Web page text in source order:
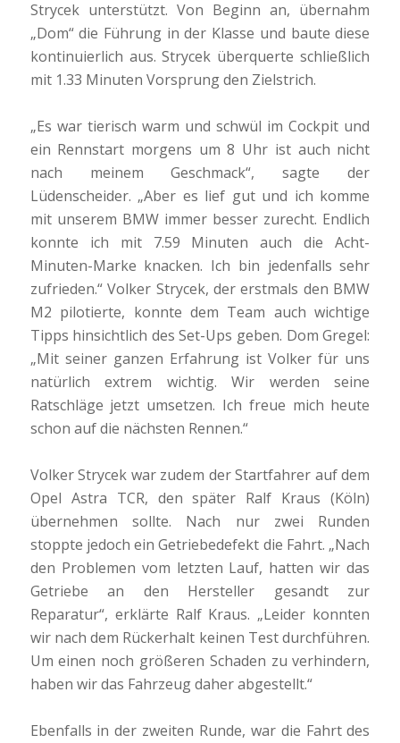
Strycek unterstützt. Von Beginn an, übernahm
„Dom“ die Führung in der Klasse und baute diese
kontinuierlich aus. Strycek überquerte schließlich
mit 1.33 Minuten Vorsprung den Zielstrich.
„Es war tierisch warm und schwül im Cockpit und
ein Rennstart morgens um 8 Uhr ist auch nicht
nach meinem Geschmack“, sagte der
Lüdenscheider. „Aber es lief gut und ich komme
mit unserem BMW immer besser zurecht. Endlich
konnte ich mit 7.59 Minuten auch die Acht-
Minuten-Marke knacken. Ich bin jedenfalls sehr
zufrieden.“ Volker Strycek, der erstmals den BMW
M2 pilotierte, konnte dem Team auch wichtige
Tipps hinsichtlich des Set-Ups geben. Dom Gregel:
„Mit seiner ganzen Erfahrung ist Volker für uns
natürlich extrem wichtig. Wir werden seine
Ratschläge jetzt umsetzen. Ich freue mich heute
schon auf die nächsten Rennen.“
Volker Strycek war zudem der Startfahrer auf dem
Opel Astra TCR, den später Ralf Kraus (Köln)
übernehmen sollte. Nach nur zwei Runden
stoppte jedoch ein Getriebedefekt die Fahrt. „Nach
den Problemen vom letzten Lauf, hatten wir das
Getriebe an den Hersteller gesandt zur
Reparatur“, erklärte Ralf Kraus. „Leider konnten
wir nach dem Rückerhalt keinen Test durchführen.
Um einen noch größeren Schaden zu verhindern,
haben wir das Fahrzeug daher abgestellt.“
Ebenfalls in der zweiten Runde, war die Fahrt des